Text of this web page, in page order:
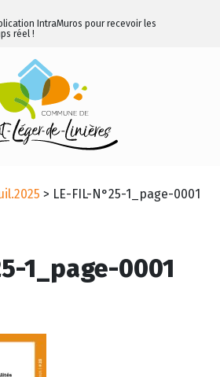
IntraMuros pour recevoir les
réel !
> LE-FIL-N°25-1_page-0001
1_page-0001